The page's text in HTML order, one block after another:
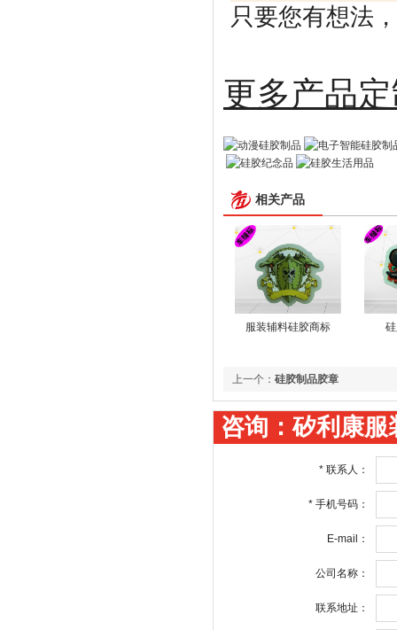
只要您有想法
更多
相关产品
服装辅料硅胶商标
上一个： 硅胶制品胶章
咨询：矽利康服
* 联系人：
* 手机号码：
E-mail：
公司名称：
联系地址：